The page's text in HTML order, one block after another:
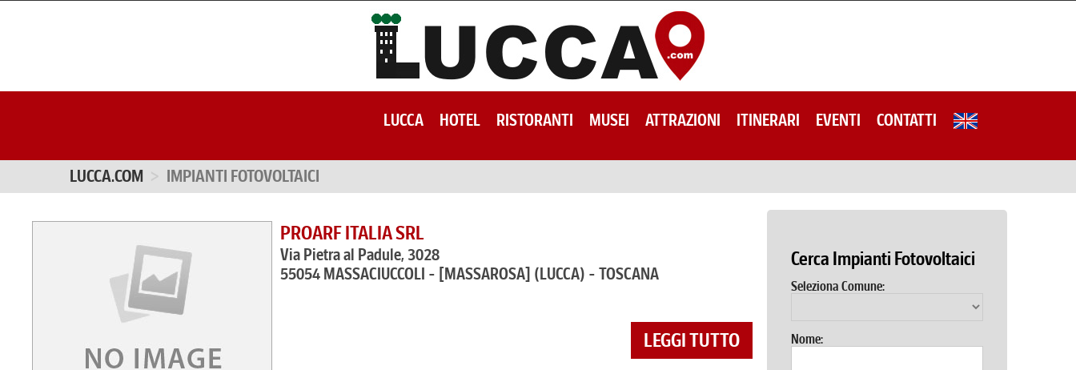
LUCCA HOTEL RISTORANTI MUSEI ATTRAZIONI ITINERARI EVENTI CONTATTI
LUCCA.COM IMPIANTI FOTOVOLTAICI
PROARF ITALIA SRL
Via Pietra al Padule, 3028
55054 MASSACIUCCOLI - [MASSAROSA] (LUCCA) - TOSCANA
LEGGI TUTTO
Cerca Impianti Fotovoltaici
Seleziona Comune:
Nome: